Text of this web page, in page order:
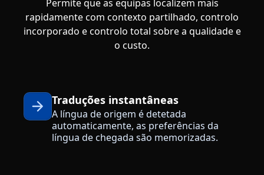
Permite que as equipas localizem mais
rapidamente com contexto partilhado, controlo
incorporado e controlo total sobre a qualidade e
o custo.
Traduções instantâneas
A língua de origem é detetada
automaticamente, as preferências da
língua de chegada são memorizadas.